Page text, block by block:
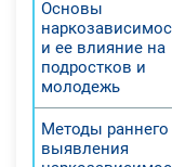
Основы
и ее влияние на
подростков и
молодежь
Методы раннего
выявления